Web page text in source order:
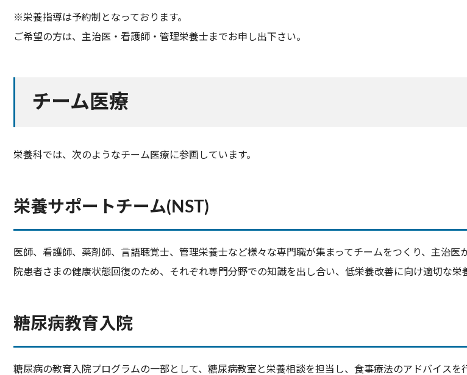
※栄養指導は予約制となっております。
ご希望の方は、主治医・看護師・管理栄養士までお申し出下さい。
チーム医療
栄養科では、次のようなチーム医療に参画しています。
栄養サポートチーム(NST)
医師、看護師、薬剤師、言語聴覚士、管理栄養士など様々な専門職が集まってチームをつくり、主治
院患者さまの健康状態回復のため、それぞれ専門分野での知識を出し合い、低栄養改善に向け適切な栄
糖尿病教育入院
糖尿病の教育入院プログラムの一部として、糖尿病教室と栄養相談を担当し、食事療法のアドバイス